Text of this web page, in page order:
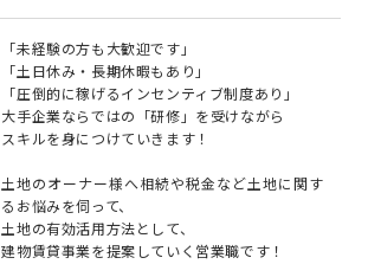
「未経験の方も大歓迎です」
「土日休み・長期休暇もあり」
「圧倒的に稼げるインセンティブ制度あり」
大手企業ならではの「研修」を受けながら
スキルを身につけていきます！
土地のオーナー様へ相続や税金など土地に関す
るお悩みを伺って、
土地の有効活用方法として、
建物賃貸事業を提案していく営業職です！